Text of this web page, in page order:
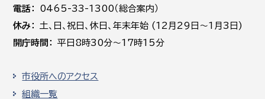
電話
0465-33-1300（総合案内）
休み
土､日､祝日、休日、年末年始 (12月29日～1月3日)
開庁時間
平日8時30分～17時15分
市役所へのアクセス
組織一覧